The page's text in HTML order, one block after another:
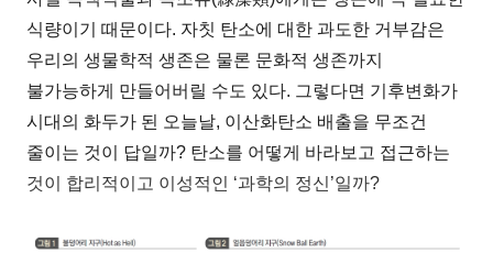
식량이기 때문이다. 자칫 탄소에 대한 과도한 거부감은
우리의 생물학적 생존은 물론 문화적 생존까지
불가능하게 만들어버릴 수도 있다. 그렇다면 기후변화가
시대의 화두가 된 오늘날, 이산화탄소 배출을 무조건
줄이는 것이 답일까? 탄소를 어떻게 바라보고 접근하는
것이 합리적이고 이성적인 ‘과학의 정신’일까?